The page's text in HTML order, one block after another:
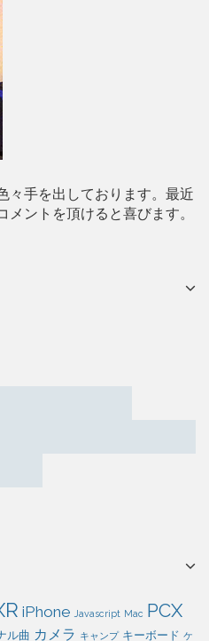
々手を出しております。最近
ントを頂けると喜びます。
iPhone Javascript Mac PCX
ル曲 カメラ キャンプ キーボード ケ